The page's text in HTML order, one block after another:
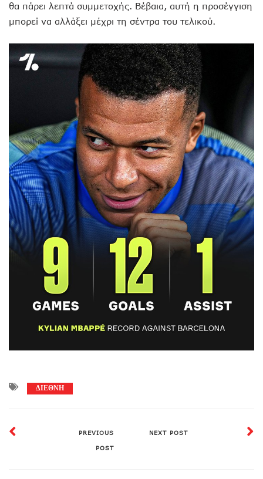
θα πάρει λεπτά συμμετοχής. Βέβαια, αυτή η προσέγγιση
μπορεί να αλλάξει μέχρι τη σέντρα του τελικού.
ΔΙΕΘΝΗ
PREVIOUS
POST
NEXT POST